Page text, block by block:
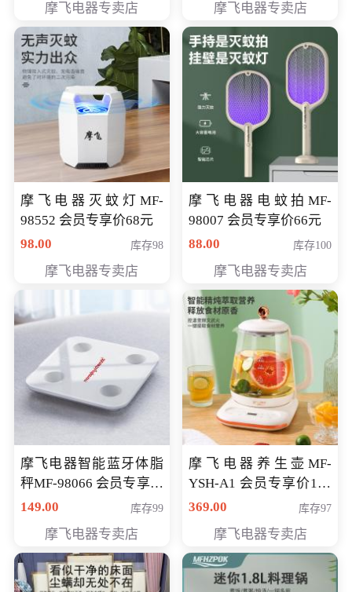
摩飞电器专卖店 摩飞电器专卖店
摩飞电器灭蚊灯MF-
98552 会员专享价68元
98.00
库存98
摩飞电器专卖店
摩飞电器电蚊拍MF-
98007 会员专享价66元
88.00
库存100
摩飞电器专卖店
摩飞电器智能蓝牙体脂
秤MF-98066 会员专享价
98元
149.00 库存99
摩飞电器专卖店
摩飞电器养生壶MF-
YSH-A1 会员专享价198
元
369.00 库存97
摩飞电器专卖店